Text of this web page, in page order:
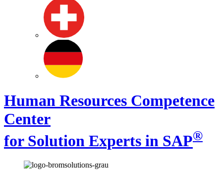
Human Resources Competence
Center
for Solution Experts in SAP®